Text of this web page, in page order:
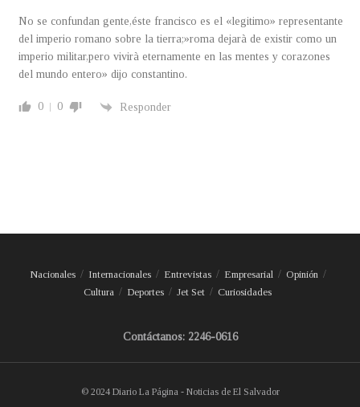
No se confundan gente,éste francisco es el «legitimo» representante
del imperio romano sobre la tierra;»roma dejarà de existir como un
imperio militar,pero vivirà eternamente en las mentes y corazones
del mundo entero» dijo constantino.
0 0 Responder
Nacionales Internacionales Entrevistas Empresarial
Opinión
Cultura
Deportes Jet Set Curiosidades
Contáctanos: 2246-0616
© 2024 Diario La Página - Noticias de El Salvador